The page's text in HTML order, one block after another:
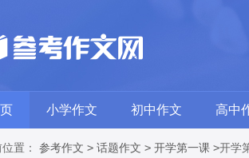
小学作文 初中作文 高中
置： 参考作文 > 话题作文 > 开学第一课 >开学